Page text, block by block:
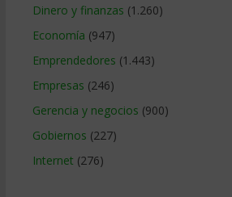
Dinero y finanzas (1.260)
Economía (947)
Emprendedores (1.443)
Empresas (246)
Gerencia y negocios (900)
Gobiernos (227)
Internet (276)